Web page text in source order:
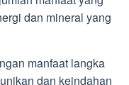
dan mineral yang
manfaat langka
dan keindahan